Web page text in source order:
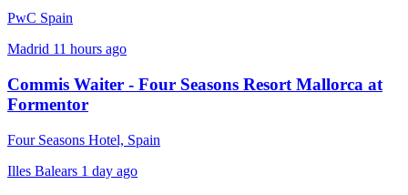
PwC Spain
Madrid 11 hours ago
Commis Waiter - Four Seasons Resort Mallorca at
Formentor
Four Seasons Hotel, Spain
Illes Balears 1 day ago